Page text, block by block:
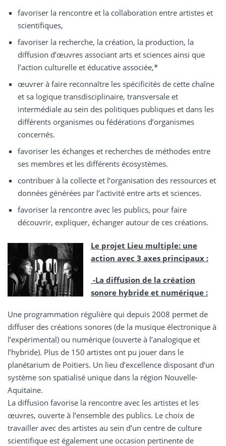
favoriser la rencontre et la collaboration entre artistes et
scientifiques,
favoriser la recherche, la création, la production, la
diffusion d’œuvres associant arts et sciences ainsi que
l’action culturelle et éducative associée,*
œuvrer à faire reconnaître les spécificités de cette chaîne
et sa logique transdisciplinaire, transversale et
intermédiale au sein des politiques publiques et dans les
différents organismes ou fédérations d’organismes
concernés.
favoriser les échanges et recherches de méthodes entre
ses membres et les différents écosystèmes.
contribuer à la collecte et l’organisation des ressources et
données générées par l’activité entre arts et sciences.
favoriser la rencontre avec les publics, pour faire
découvrir, expliquer, échanger autour de ces créations.
Le projet Lieu multiple: une
action avec 3 axes principaux :
-La diffusion de la création
sonore hybride et numérique :
Une programmation régulière qui depuis 2008 permet de
diffuser des créations sonores (de la musique électronique à
l’expérimental) ou numérique (ouverte à l’analogique et
l’hybride). Plus de 150 artistes ont pu jouer dans le
planétarium de Poitiers. Un lieu d’excellence disposant d’un
système son spatialisé unique dans la région Nouvelle-
Aquitaine.
La diffusion favorise la rencontre avec les artistes et les
œuvres, ouverte à l’ensemble des publics. Le choix de
travailler avec des artistes au sein d’un centre de culture
scientifique est également une occasion pertinente de